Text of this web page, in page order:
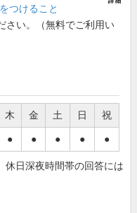
つけること
さい。（無料でご利用い
木 金 土 日 祝
● ● ● ● ●
日深夜時間帯の回答には